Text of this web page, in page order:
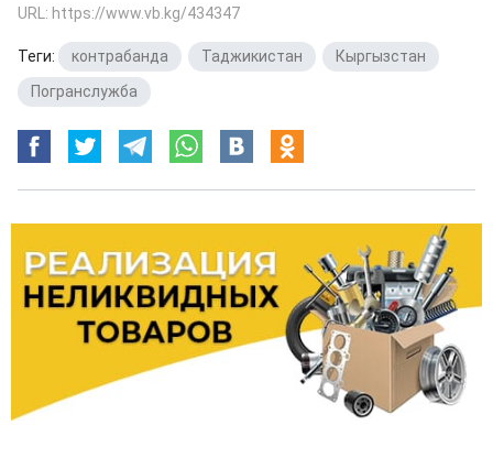
URL: https://www.vb.kg/434347
Теги: контрабанда Таджикистан Кыргызстан
Погранслужба